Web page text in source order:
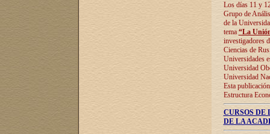
Los días 11 y
Grupo de
de la
tema “La
investigadores
Ciencias de
Universidades
Universidad
Universidad
Esta
Estructura
CURSOS
DE LA